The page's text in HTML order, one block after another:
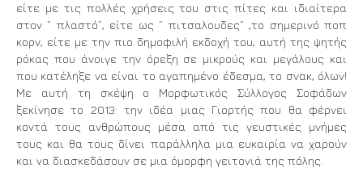
είτε με τις πολλές χρήσεις του στις πίτες και ιδιαίτερα
στον ” πλαστό”, είτε ως ” πιτσαλουδες” ,το σημερινό ποπ
κορν, είτε με την πιο δημοφιλή εκδοχή του, αυτή της ψητής
ρόκας που άνοιγε την όρεξη σε μικρούς και μεγάλους και
που κατέληξε να είναι το αγαπημένο έδεσμα, το σνακ, όλων!
Με αυτή τη σκέψη ο Μορφωτικός Σύλλογος Σοφάδων
ξεκίνησε το 2013: την ιδέα μιας Γιορτής που θα φέρνει
κοντά τους ανθρώπους μέσα από τις γευστικές μνήμες
τους και θα τους δίνει παράλληλα μια ευκαιρία να χαρούν
και να διασκεδάσουν σε μια όμορφη γειτονιά της πόλης.